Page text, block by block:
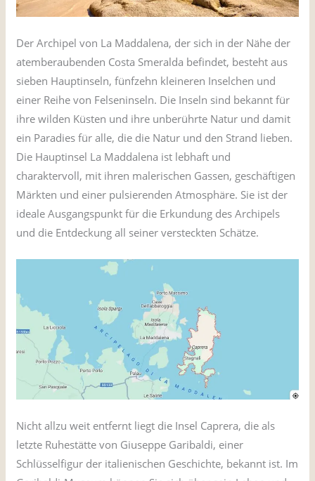
Der Archipel von La Maddalena, der sich in der Nähe der
atemberaubenden Costa Smeralda befindet, besteht aus
sieben Hauptinseln, fünfzehn kleineren Inselchen und
einer Reihe von Felseninseln. Die Inseln sind bekannt für
ihre wilden Küsten und ihre unberührte Natur und damit
ein Paradies für alle, die die Natur und den Strand lieben.
Die Hauptinsel La Maddalena ist lebhaft und
charaktervoll, mit ihren malerischen Gassen, geschäftigen
Märkten und einer pulsierenden Atmosphäre. Sie ist der
ideale Ausgangspunkt für die Erkundung des Archipels
und die Entdeckung all seiner versteckten Schätze.
Nicht allzu weit entfernt liegt die Insel Caprera, die als
letzte Ruhestätte von Giuseppe Garibaldi, einer
Schlüsselfigur der italienischen Geschichte, bekannt ist. Im